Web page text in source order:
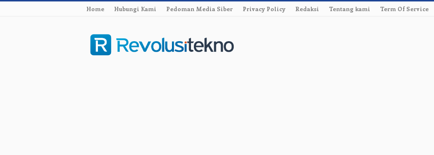
Home Hubungi Kami Pedoman Media Siber Privacy Policy Redaksi Tentang kami Term Of Service